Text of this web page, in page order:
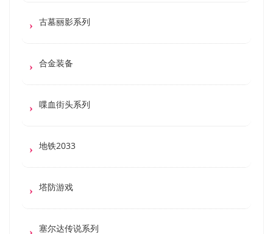
古墓丽影系列
合金装备
喋血街头系列
地铁2033
塔防游戏
塞尔达传说系列